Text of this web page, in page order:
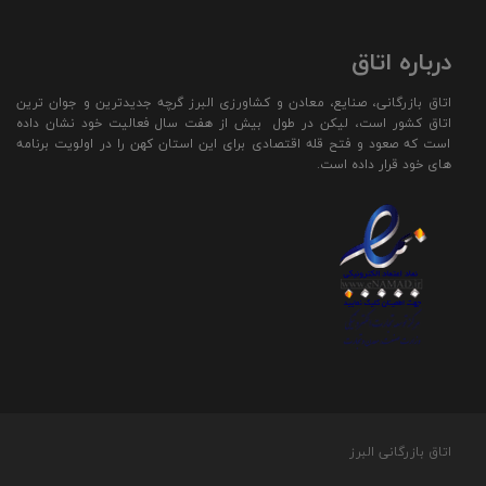
درباره اتاق
اتاق بازرگانی، صنایع، معادن و کشاورزی البرز گرچه جدیدترین و جوان ترین
اتاق کشور است، لیکن در طول بیش از هفت سال فعالیت خود نشان داده
است که صعود و فتح قله اقتصادی برای این استان کهن را در اولویت برنامه
های خود قرار داده است.
اتاق بازرگانی البرز